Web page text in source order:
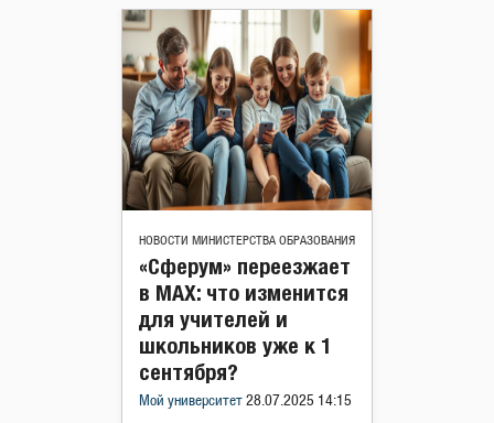
НОВОСТИ МИНИСТЕРСТВА ОБРАЗОВАНИЯ
«Сферум» переезжает
в МАХ: что изменится
для учителей и
школьников уже к 1
сентября?
Мой университет 28.07.2025 14:15